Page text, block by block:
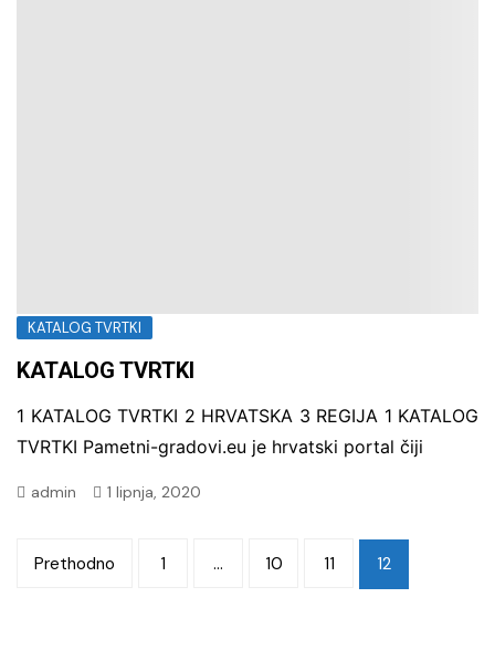
KATALOG TVRTKI
KATALOG TVRTKI
1 KATALOG TVRTKI 2 HRVATSKA 3 REGIJA 1 KATALOG
TVRTKI Pametni-gradovi.eu je hrvatski portal čiji
admin 1 lipnja, 2020
Brojevi
Prethodno 1 … 10 11 12